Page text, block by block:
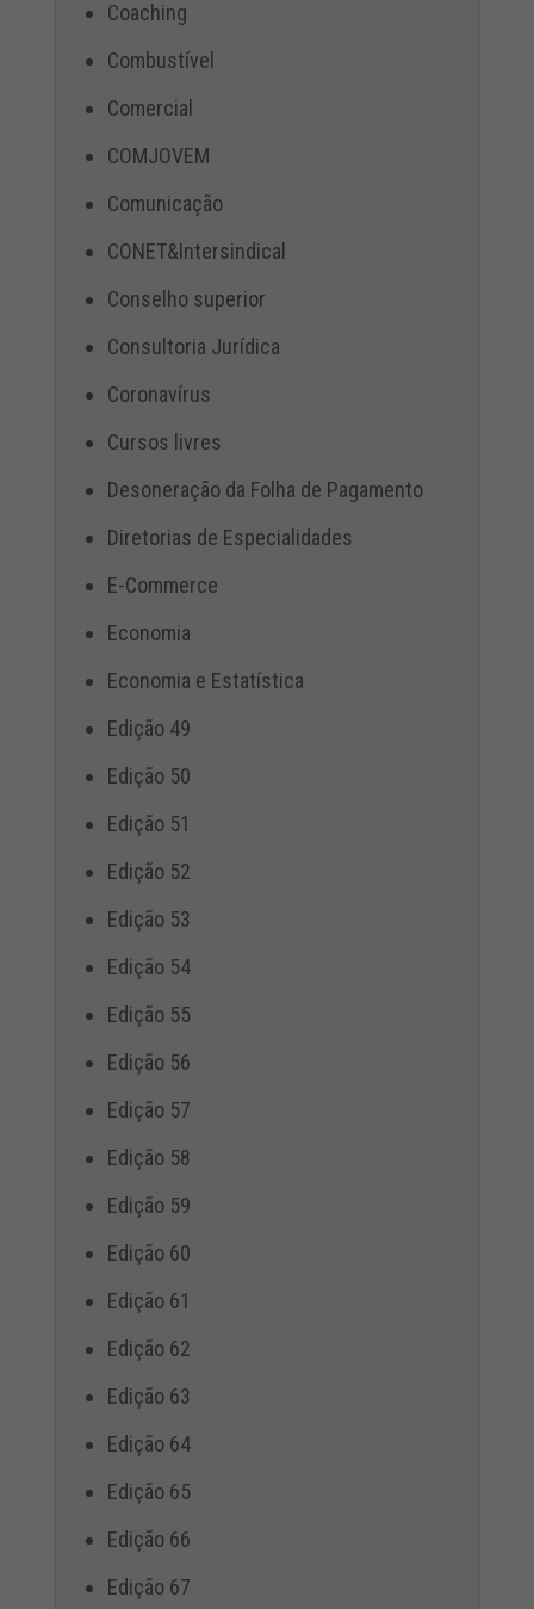
Coaching
Combustível
Comercial
COMJOVEM
Comunicação
CONET&Intersindical
Conselho superior
Consultoria Jurídica
Coronavírus
Cursos livres
Desoneração da Folha de Pagamento
Diretorias de Especialidades
E-Commerce
Economia
Economia e Estatística
Edição 49
Edição 50
Edição 51
Edição 52
Edição 53
Edição 54
Edição 55
Edição 56
Edição 57
Edição 58
Edição 59
Edição 60
Edição 61
Edição 62
Edição 63
Edição 64
Edição 65
Edição 66
Edição 67